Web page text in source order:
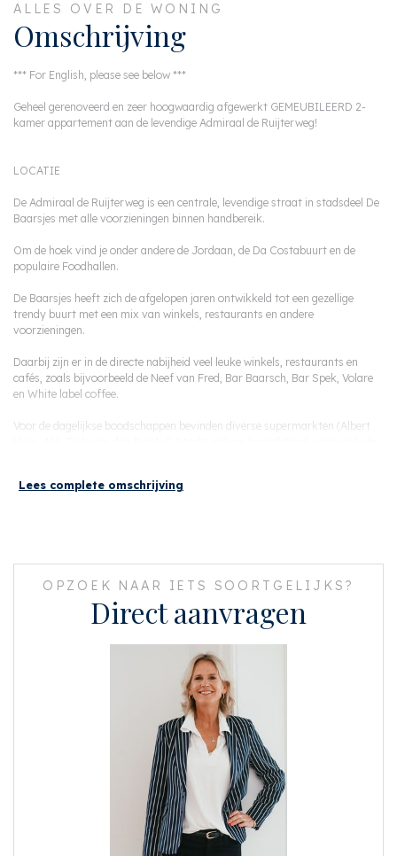
ALLES OVER DE WONING
Omschrijving
*** For English, please see below ***
Geheel gerenoveerd en zeer hoogwaardig afgewerkt GEMEUBILEERD 2-
kamer appartement aan de levendige Admiraal de Ruijterweg!
LOCATIE
De Admiraal de Ruijterweg is een centrale, levendige straat in stadsdeel De
Baarsjes met alle voorzieningen binnen handbereik.
Om de hoek vind je onder andere de Jordaan, de Da Costabuurt en de
populaire Foodhallen.
De Baarsjes heeft zich de afgelopen jaren ontwikkeld tot een gezellige
trendy buurt met een mix van winkels, restaurants en andere
voorzieningen.
Daarbij zijn er in de directe nabijheid veel leuke winkels, restaurants en
cafés, zoals bijvoorbeeld de Neef van Fred, Bar Baarsch, Bar Spek, Volare
en White label coffee.
Voor de dagelijkse boodschappen bevinden diverse supermarkten (Albert
nabijheid, zelfs voor de deur.
Middels de gemeenschappelijke entree en het nette trappenhuis bereik je
het appartement op de derde verdieping.
De sfeervolle woon/eetkamer met open keuken bevindt zich aan de
De grote raampartijen zorgen voor veel lichtinval en een fijne sfeer! De
woonkamer is voorzien van twee balkons.
Vanuit de zithoek is de eerste te bereiken en de tweede is zowel via de
woonkamer als via de keuken te bereiken.
Lees complete omschrijving
OPZOEK NAAR IETS SOORTGELIJKS?
Direct aanvragen